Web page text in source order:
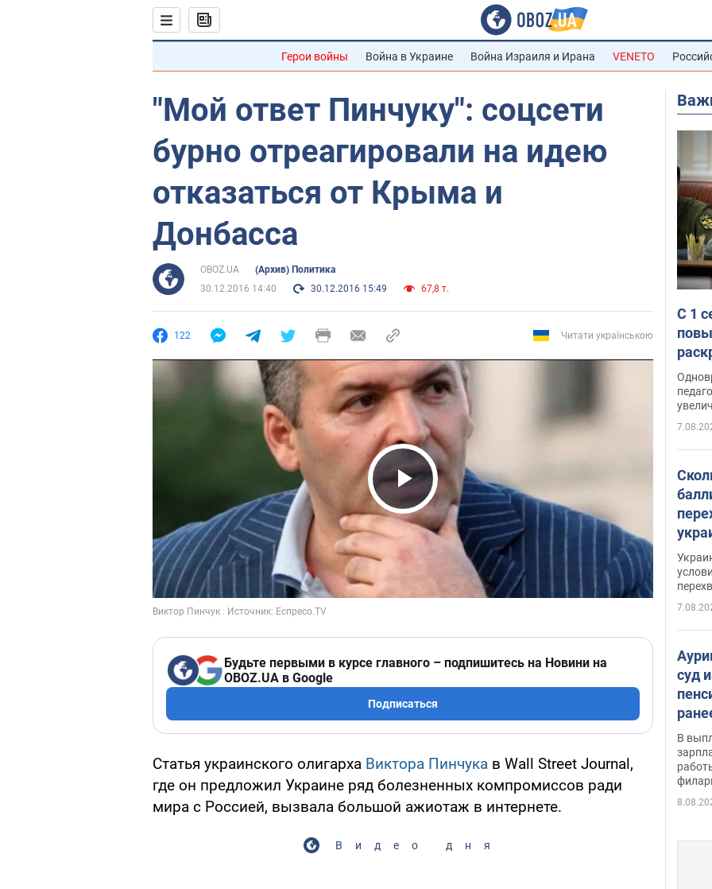
Герои войны Война в Украине Война Израиля и Ирана VENETO
"Мой ответ Пинчуку": соцсети
бурно отреагировали на идею
отказаться от Крыма и
Донбасса
OBOZ.UA
(Архив) Политика
30.12.2016 14:40
30.12.2016 15:49 67,8 т.
122 Читати українською
Play Video
Будьте первыми в курсе главного – подпишитесь на Новини на
OBOZ.UA в Google
Подписаться
Статья украинского олигарха Виктора Пинчука в Wall Street Journal,
где он предложил Украине ряд болезненных компромиссов ради
мира с Россией, вызвала большой ажиотаж в интернете.
Видео дня
С 1
суд
В